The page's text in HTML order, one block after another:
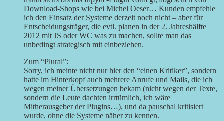
Download-Shops wie bei Michel Oeser… Kunden empfehle
ich den Einsatz der Systeme derzeit noch nicht – aber für
Entscheidungsträger, die evtl. planen in der 2. Jahreshälfte
2012 mit JS oder WC was zu machen, sollte man das
unbedingt strategisch mit einbeziehen.
Zum “Plural”:
Sorry, ich meinte nicht nur hier den “einen Kritiker”, sondern
hatte im Hinterkopf auch mehrere Anrufe und Mails, die ich
wegen meiner Übersetzungen bekam (nicht wegen der Texte,
sondern die Leute dachten irrtümlich, ich wäre
Mitherausgeber der Plugins…), und da pauschal kritisiert
wurde, ohne die Systeme näher zu kennen.